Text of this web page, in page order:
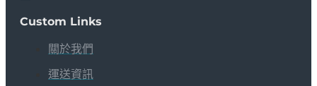
Custom Links
關於我們
運送資訊